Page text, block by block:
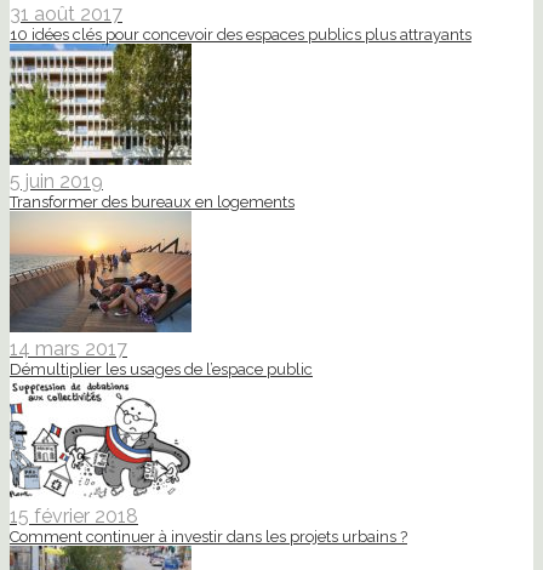
31 août 2017
10 idées clés pour concevoir des espaces publics plus attrayants
5 juin 2019
Transformer des bureaux en logements
14 mars 2017
Démultiplier les usages de l’espace public
15 février 2018
Comment continuer à investir dans les projets urbains ?